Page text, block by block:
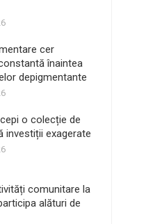
cer
înaintea
depigmentante
o colecție de
investiții exagerate
comunitare la
alături de